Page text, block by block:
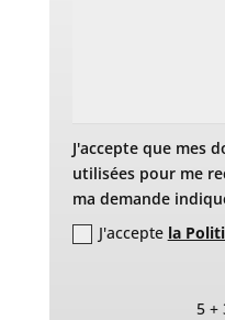
J'accepte que mes
utilisées pour me
ma demande
J'accepte la
5 +